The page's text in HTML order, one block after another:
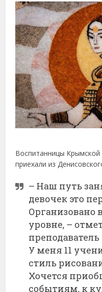
Воспитанницы
приехали из
– Наш путь
девочек это
Организовано
уровне, –
У меня 11
стиль
Хочется
событиям, к